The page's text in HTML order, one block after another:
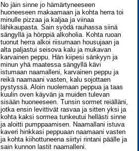
No jäin sinne jo hämärtyneeseen
huoneeseen makaamaan ja kohta herra toi
minulle pizzaa ja kaljaa ja viinaa
lähikaupasta. Sain syödä rauhassa siinä
sängyllä ja hörppiä alkoholia. Kohta ruoan
tuonut herra alkoi riisumaan housujaan ja
alta paljastui seisova kalu ja mukavan
karvainen peppu. Hän kiipesi sänkyyn ja
minun yhä maatessa sängyllä kävi
istumaan naamalleni, karvainen peppu ja
reikä naamaani vasten, kalu sojottaen
pystyssä. Aloin nuolemaan peppua ja taas
kuulin oven käyvän ja muiden tulevan
sisään huoneeseen. Tunsin sormet reiälläni,
jotka ensin levittivät rasvaa ja sitten yksi ja
kohta kaksi sormea tunkeutui hellästi sinne
ja aloitti pumppaamisen. Naamallani istuva
kaveri hinkkasi peppuaan naamaani vasten
ja kohta kiihottuneena siirtyi rintani päälle ja
sain kunnon lastit naamalleni.